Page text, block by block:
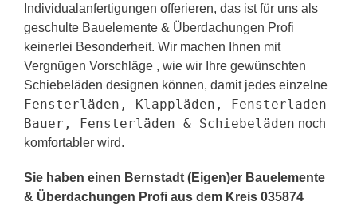
Individualanfertigungen offerieren, das ist für uns als
geschulte Bauelemente & Überdachungen Profi
keinerlei Besonderheit. Wir machen Ihnen mit
Vergnügen Vorschläge , wie wir Ihre gewünschten
Schiebeläden designen können, damit jedes einzelne
Fensterläden, Klappläden, Fensterladen
Bauer, Fensterläden & Schiebeläden noch
komfortabler wird.
Sie haben einen Bernstadt (Eigen)er Bauelemente
& Überdachungen Profi aus dem Kreis 035874